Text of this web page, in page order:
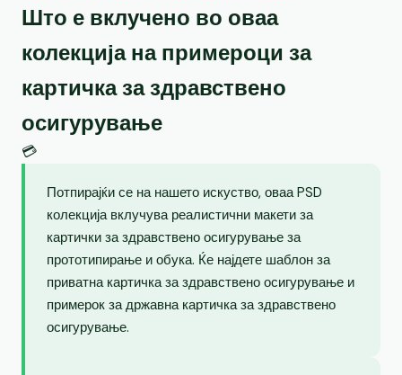
Што е вклучено во оваа
колекција на примероци за
картичка за здравствено
осигурување
💳
Потпирајќи се на нашето искуство, оваа PSD
колекција вклучува реалистични макети за
картички за здравствено осигурување за
прототипирање и обука. Ќе најдете шаблон за
приватна картичка за здравствено осигурување и
примерок за државна картичка за здравствено
осигурување.